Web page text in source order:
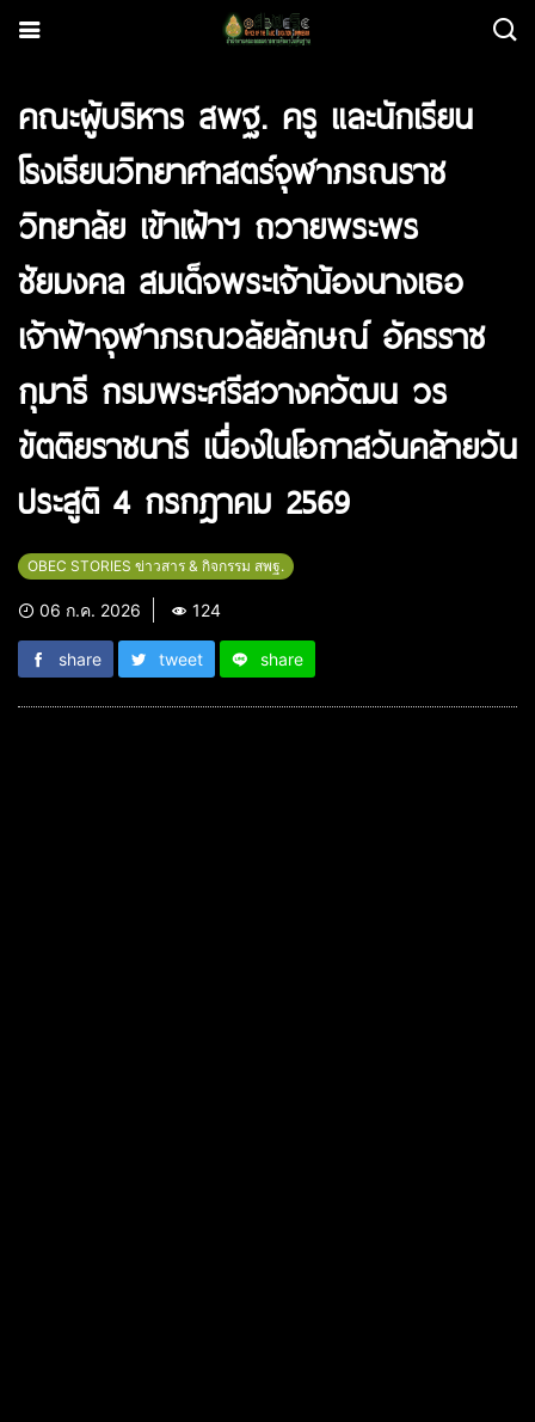
คณะผู้บริหาร สพฐ. ครู และนักเรียน
โรงเรียนวิทยาศาสตร์จุฬาภรณราช
วิทยาลัย เข้าเฝ้าฯ ถวายพระพร
ชัยมงคล สมเด็จพระเจ้าน้องนางเธอ
เจ้าฟ้าจุฬาภรณวลัยลักษณ์ อัครราช
กุมารี กรมพระศรีสวางควัฒน วร
ขัตติยราชนารี เนื่องในโอกาสวันคล้ายวัน
ประสูติ 4 กรกฎาคม 2569
OBEC STORIES ข่าวสาร & กิจกรรม สพฐ.
06 ก.ค. 2026 124
share tweet share